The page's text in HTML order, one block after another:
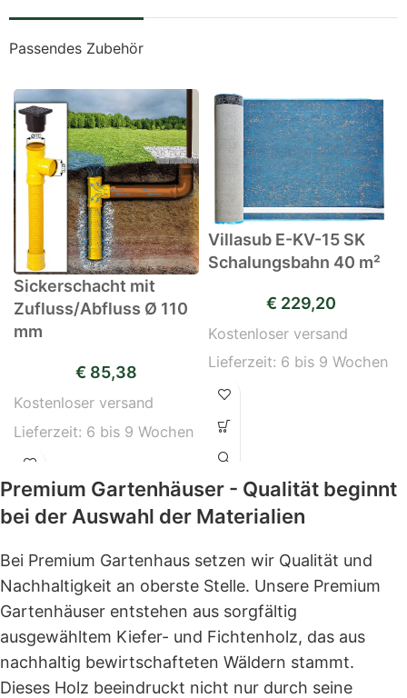
Passendes Zubehör
Sickerschacht mit
Zufluss/Abfluss Ø 110
mm
€ 85,38
Kostenloser versand
Lieferzeit: 6 bis 9 Wochen
Villasub E-KV-15 SK
Schalungsbahn 40 m²
€ 229,20
Kostenloser versand
Lieferzeit: 6 bis 9 Wochen
Premium Gartenhäuser - Qualität beginnt
bei der Auswahl der Materialien
Bei Premium Gartenhaus setzen wir Qualität und
Nachhaltigkeit an oberste Stelle. Unsere Premium
Gartenhäuser entstehen aus sorgfältig
ausgewähltem Kiefer- und Fichtenholz, das aus
nachhaltig bewirtschafteten Wäldern stammt.
Dieses Holz beeindruckt nicht nur durch seine